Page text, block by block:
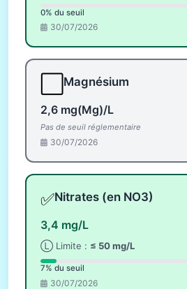
0% du seuil
30/07/2026
Magnésium
2,6 mg(Mg)/L
Pas de seuil réglementaire
30/07/2026
✅Nitrates (en NO3)
3,4 mg/L
Ⓛ Limite : ≤ 50 mg/L
7% du seuil
30/07/2026